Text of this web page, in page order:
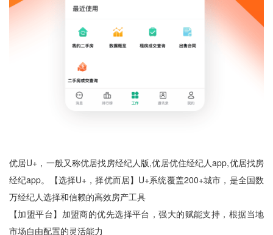
优居U+，一般又称优居找房经纪人版,优居优住经纪人app,优居找房
经纪app。【选择U+，择优而居】U+系统覆盖200+城市，是全国数
万经纪人选择和信赖的高效房产工具
【加盟平台】加盟商的优先选择平台，强大的赋能支持，根据当地
市场自由配置的灵活能力